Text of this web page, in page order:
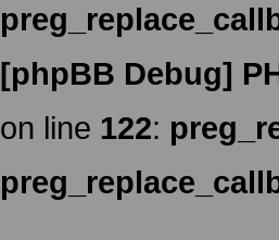
[phpBB Debug]
on line 122: